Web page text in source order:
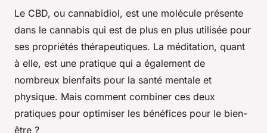
Le CBD, ou cannabidiol, est une molécule présente
dans le cannabis qui est de plus en plus utilisée pour
ses propriétés thérapeutiques. La méditation, quant
à elle, est une pratique qui a également de
nombreux bienfaits pour la santé mentale et
physique. Mais comment combiner ces deux
pratiques pour optimiser les bénéfices pour le bien-
être ?